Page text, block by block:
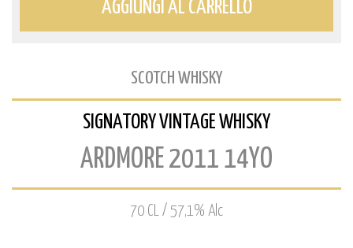
AGGIUNGI AL CARRELLO
SCOTCH WHISKY
SIGNATORY VINTAGE WHISKY
ARDMORE 2011 14YO
70 CL / 57,1% Alc